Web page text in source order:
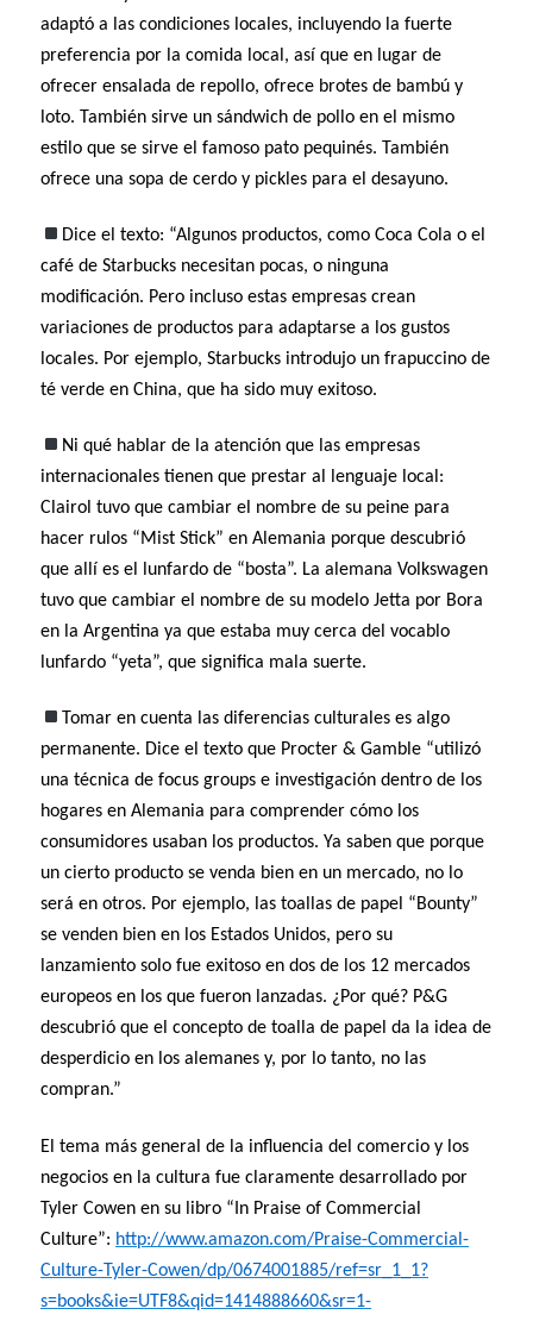
adaptó a las condiciones locales, incluyendo la fuerte
preferencia por la comida local, así que en lugar de
ofrecer ensalada de repollo, ofrece brotes de bambú y
loto. También sirve un sándwich de pollo en el mismo
estilo que se sirve el famoso pato pequinés. También
ofrece una sopa de cerdo y pickles para el desayuno.
Dice el texto: “Algunos productos, como Coca Cola o el
café de Starbucks necesitan pocas, o ninguna
modificación. Pero incluso estas empresas crean
variaciones de productos para adaptarse a los gustos
locales. Por ejemplo, Starbucks introdujo un frapuccino de
té verde en China, que ha sido muy exitoso.
Ni qué hablar de la atención que las empresas
internacionales tienen que prestar al lenguaje local:
Clairol tuvo que cambiar el nombre de su peine para
hacer rulos “Mist Stick” en Alemania porque descubrió
que allí es el lunfardo de “bosta”. La alemana Volkswagen
tuvo que cambiar el nombre de su modelo Jetta por Bora
en la Argentina ya que estaba muy cerca del vocablo
lunfardo “yeta”, que significa mala suerte.
Tomar en cuenta las diferencias culturales es algo
permanente. Dice el texto que Procter & Gamble “utilizó
una técnica de focus groups e investigación dentro de los
hogares en Alemania para comprender cómo los
consumidores usaban los productos. Ya saben que porque
un cierto producto se venda bien en un mercado, no lo
será en otros. Por ejemplo, las toallas de papel “Bounty”
se venden bien en los Estados Unidos, pero su
lanzamiento solo fue exitoso en dos de los 12 mercados
europeos en los que fueron lanzadas. ¿Por qué? P&G
descubrió que el concepto de toalla de papel da la idea de
desperdicio en los alemanes y, por lo tanto, no las
compran.”
El tema más general de la influencia del comercio y los
negocios en la cultura fue claramente desarrollado por
Tyler Cowen en su libro “In Praise of Commercial
Culture”: http://www.amazon.com/Praise-Commercial-
Culture-Tyler-Cowen/dp/0674001885/ref=sr_1_1?
s=books&ie=UTF8&qid=1414888660&sr=1-